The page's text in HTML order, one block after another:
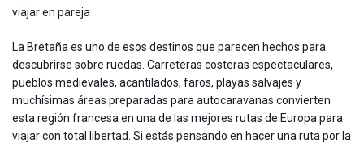
viajar en pareja
La Bretaña es uno de esos destinos que parecen hechos para
descubrirse sobre ruedas. Carreteras costeras espectaculares,
pueblos medievales, acantilados, faros, playas salvajes y
muchísimas áreas preparadas para autocaravanas convierten
esta región francesa en una de las mejores rutas de Europa para
viajar con total libertad. Si estás pensando en hacer una ruta por la